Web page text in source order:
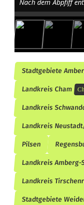
Stadtgebiete
Landkreis Cham
Landkreis
Landkreis
Pilsen
Landkreis Amberg-
Landkreis
Stadtgebiete